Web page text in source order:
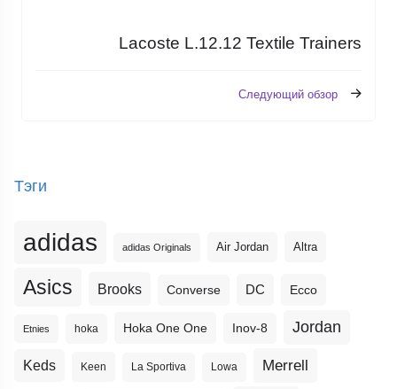
Lacoste L.12.12 Textile Trainers
Следующий обзор
Тэги
adidas adidas Originals Air Jordan Altra
Asics Brooks Converse DC Ecco
Etnies hoka Hoka One One Inov-8 Jordan
Keds Keen La Sportiva Lowa Merrell